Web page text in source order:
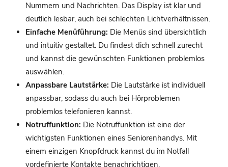
Nummern und Nachrichten. Das Display ist klar und
deutlich lesbar, auch bei schlechten Lichtverhältnissen.
Einfache Menüführung: Die Menüs sind übersichtlich
und intuitiv gestaltet. Du findest dich schnell zurecht
und kannst die gewünschten Funktionen problemlos
auswählen.
Anpassbare Lautstärke: Die Lautstärke ist individuell
anpassbar, sodass du auch bei Hörproblemen
problemlos telefonieren kannst.
Notruffunktion: Die Notruffunktion ist eine der
wichtigsten Funktionen eines Seniorenhandys. Mit
einem einzigen Knopfdruck kannst du im Notfall
vordefinierte Kontakte benachrichtigen.